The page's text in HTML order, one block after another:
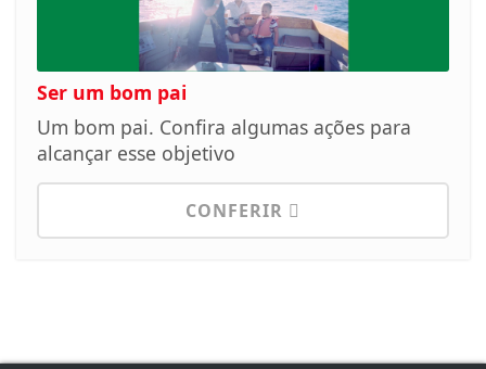
Ser um bom pai
Um bom pai. Confira algumas ações para
alcançar esse objetivo
CONFERIR